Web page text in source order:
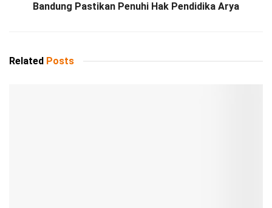
Bandung Pastikan Penuhi Hak Pendidika Arya
Related Posts